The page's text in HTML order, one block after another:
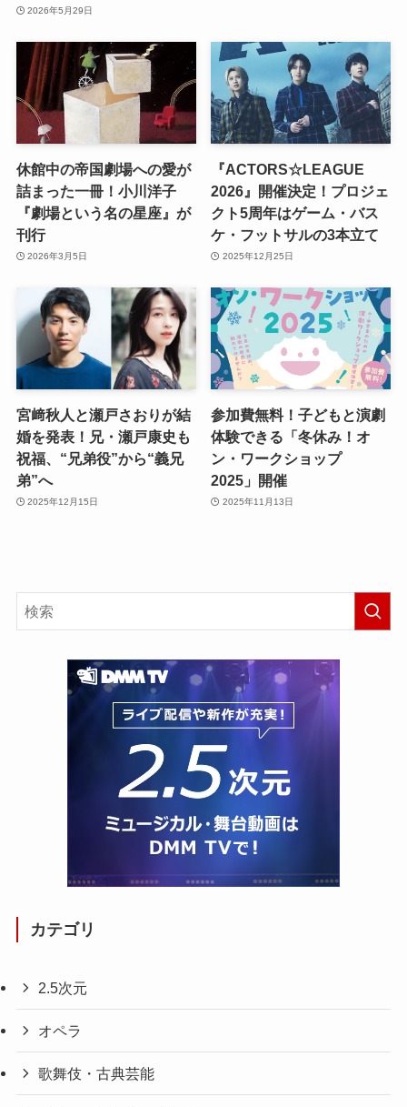
2026年5月29日
休館中の帝国劇場への愛が
詰まった一冊！小川洋子
『劇場という名の星座』が
刊行
2026年3月5日
『ACTORS☆LEAGUE
2026』開催決定！プロジェ
クト5周年はゲーム・バス
ケ・フットサルの3本立て
2025年12月25日
宮﨑秋人と瀬戸さおりが結
婚を発表！兄・瀬戸康史も
祝福、“兄弟役”から“義兄
弟”へ
2025年12月15日
参加費無料！子どもと演劇
体験できる「冬休み！オ
ン・ワークショップ
2025」開催
2025年11月13日
カテゴリ
2.5次元
オペラ
歌舞伎・古典芸能